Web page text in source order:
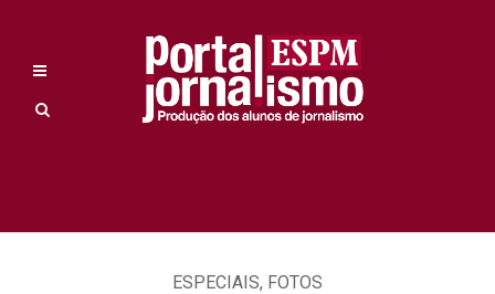
ESPECIAIS, FOTOS